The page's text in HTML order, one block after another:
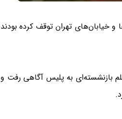
بزرگراه‌ها و خیابان‌های تهران توقف کرده بودند
این پرونده از بهمن ماه سال 98 آغاز شد. معلم بازنشسته‌ای به پلیس آگاهی رفت و